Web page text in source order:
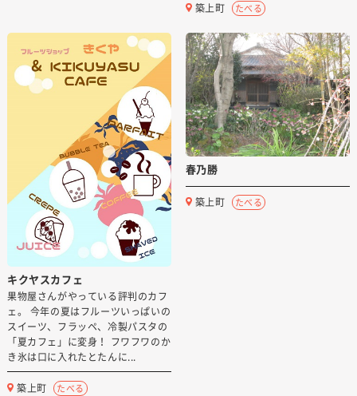
築上町 たべる
キクヤスカフェ
果物屋さんがやっている評判のカフ
ェ。 今年の夏はフルーツいっぱいの
スイーツ、フラッペ、冷製パスタの
「夏カフェ」に変身！ フワフワのか
き氷は口に入れたとたんに...
築上町 たべる
春乃勝
築上町 たべる